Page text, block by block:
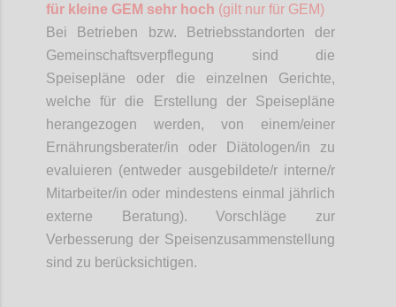
für kleine GEM sehr hoch (gilt nur für GEM)
Bei Betrieben bzw. Betriebsstandorten der
Gemeinschaftsverpflegung sind die
Speisepläne oder die einzelnen Gerichte,
welche für die Erstellung der Speisepläne
herangezogen werden, von einem/einer
Ernährungsberater/in oder
Diätologen/in zu
evaluieren (entweder ausgebildete/r interne/r
Mitarbeiter/in oder mindestens einmal jährlich
externe Beratung). Vorschläge zur
Verbesserung der Speisenzusammenstellung
sind zu berücksichtigen.